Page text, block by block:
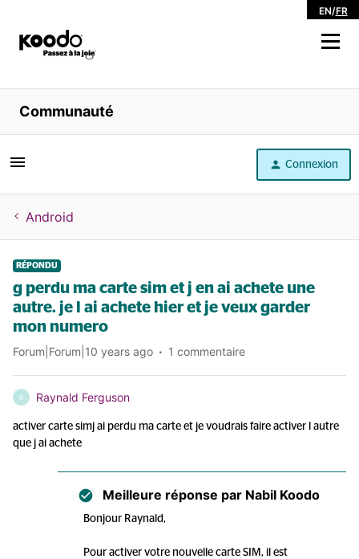
EN/FR
Magasiner
Libre service
Aide
Communauté
Connexion
Android
RÉPONDU
g perdu ma carte sim et j en ai achete une
autre. je l ai achete hier et je veux garder
mon numero
Forum|Forum|10 years ago 1 commentaire
R Raynald Ferguson
activer carte simj ai perdu ma carte et je voudrais faire activer l autre
que j ai achete
Meilleure réponse par Nabil Koodo
Bonjour Raynald,
Pour activer votre nouvelle carte SIM, il est